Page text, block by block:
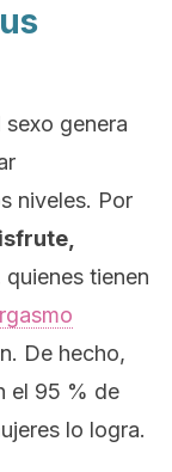
genera
niveles. Por
quienes tienen
De hecho,
el 95 % de
lo logra.